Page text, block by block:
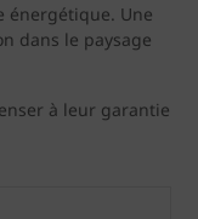
énergétique. Une
dans le paysage
à leur garantie